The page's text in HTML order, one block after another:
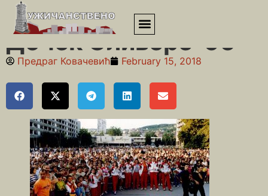
Почетна»Деведесете»Дочек Оливере ‘96
Дочек Оливере ‘96
Предраг Ковачевић February 15, 2018